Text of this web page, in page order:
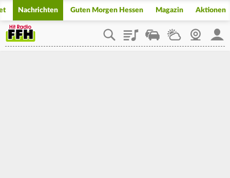
Nachrichten Guten Morgen Hessen Magazin Aktionen
PlaylistStaupilotWetterWebcam